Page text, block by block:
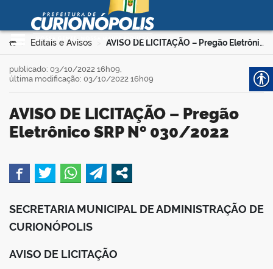
Ir para o conteúdo
Prefeitura Municipal de
Curionópolis
portal
Você está aqui:
Editais e Avisos > AVISO DE LICITAÇÃO – Pregão Eletrônico SRP Nº 030/2022
AVISO DE LICITAÇÃO – Pregão
Eletrônico SRP Nº 030/2022
publicado: 03/10/2022 16h09,
última modificação: 03/10/2022 16h09
SECRETARIA MUNICIPAL DE ADMINISTRAÇÃO DE
CURIONÓPOLIS
AVISO DE LICITAÇÃO